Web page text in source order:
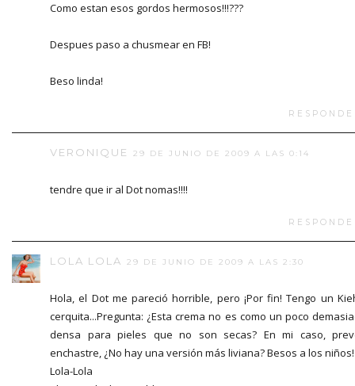
Como estan esos gordos hermosos!!!???
Despues paso a chusmear en FB!
Beso linda!
VERONIQUE 29 DE JUNIO DE 2009 A LAS 0:14
tendre que ir al Dot nomas!!!!
LOLA LOLA 29 DE JUNIO DE 2009 A LAS 2:30
Hola, el Dot me pareció horrible, pero ¡Por fin! Tengo un
cerquita...Pregunta: ¿Esta crema no es como un poco
densa para pieles que no son secas? En mi caso,
enchastre, ¿No hay una versión más liviana? Besos a los niños!
Lola-Lola